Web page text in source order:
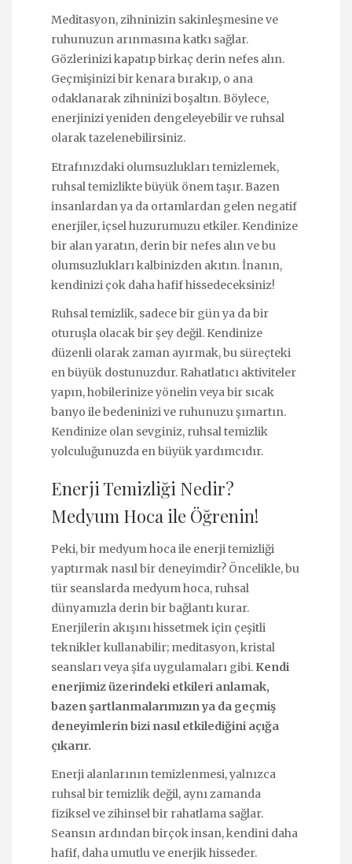
Meditasyon, zihninizin sakinleşmesine ve
ruhunuzun arınmasına katkı sağlar.
Gözlerinizi kapatıp birkaç derin nefes alın.
Geçmişinizi bir kenara bırakıp, o ana
odaklanarak zihninizi boşaltın. Böylece,
enerjinizi yeniden dengeleyebilir ve ruhsal
olarak tazelenebilirsiniz.
Etrafınızdaki olumsuzlukları temizlemek,
ruhsal temizlikte büyük önem taşır. Bazen
insanlardan ya da ortamlardan gelen negatif
enerjiler, içsel huzurumuzu etkiler. Kendinize
bir alan yaratın, derin bir nefes alın ve bu
olumsuzlukları kalbinizden akıtın. İnanın,
kendinizi çok daha hafif hissedeceksiniz!
Ruhsal temizlik, sadece bir gün ya da bir
oturuşla olacak bir şey değil. Kendinize
düzenli olarak zaman ayırmak, bu süreçteki
en büyük dostunuzdur. Rahatlatıcı aktiviteler
yapın, hobilerinize yönelin veya bir sıcak
banyo ile bedeninizi ve ruhunuzu şımartın.
Kendinize olan sevginiz, ruhsal temizlik
yolculuğunuzda en büyük yardımcıdır.
Enerji Temizliği Nedir?
Medyum Hoca ile Öğrenin!
Peki, bir medyum hoca ile enerji temizliği
yaptırmak nasıl bir deneyimdir? Öncelikle, bu
tür seanslarda medyum hoca, ruhsal
dünyamızla derin bir bağlantı kurar.
Enerjilerin akışını hissetmek için çeşitli
teknikler kullanabilir; meditasyon, kristal
seansları veya şifa uygulamaları gibi. Kendi
enerjimiz üzerindeki etkileri anlamak,
bazen şartlanmalarımızın ya da geçmiş
deneyimlerin bizi nasıl etkilediğini açığa
çıkarır.
Enerji alanlarının temizlenmesi, yalnızca
ruhsal bir temizlik değil, aynı zamanda
fiziksel ve zihinsel bir rahatlama sağlar.
Seansın ardından birçok insan, kendini daha
hafif, daha umutlu ve enerjik hisseder.